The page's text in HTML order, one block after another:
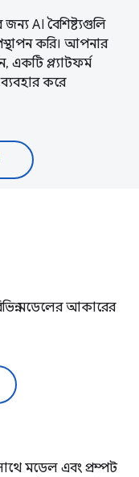
AI বৈশিষ্ট্যগুলি
করি। আপনার
একটি প্ল্যাটফর্ম
করে
মডেলের আকারের
মডেল এবং প্রম্পট